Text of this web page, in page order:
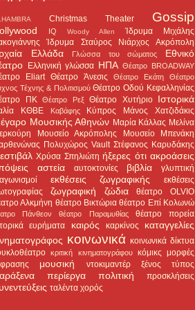
Christmas Theater Gossip
IQ Woody Allen
Ίδρυμα Μιχάλης
Ίδρυμα Σταύρος Νιάρχος Ακρόπολη
Ελλάδα Γλώσσα του σώματος
Εθνικό
Ελληνική γλώσσα ΗΠΑ Θέατρο BROADWAY
Eliart Θέατρο Άνεσις Θέατρο Εκάτη
Θέατρο
Τέχνης & Πολιτισμού Θέατρο Οδού Κεφαλληνίας
ΠΚ
Θέατρο Ρεξ Θέατρο Χυτήριο Ιστορικά
ΚΘΒΕ Καβάφης Κύπρος Μάνος Χατζιδάκις
Μουσικής Αθηνών Μαρία Κάλλας Μελίνα
Μουσείο Ακρόπολης
Μουσείο Μπενάκη
Πολυχώρος Vault Στέφανος Καρυδάκης
Χρύσα Σπηλιώτη ήξερες ότι ακροάσεις
αστεία αυτοκτονίες βιβλία
γλυπτική
εκθέσεις ζωγραφικής
εκθέσεις
ζωγραφική ζώδια
θέατρο OLVIO
Αλκμήνη θέατρο Βικτώρια θέατρο Επί Κολωνώ
Πάνθεον θέατρο Παραμυθίας
θέατρο πορεία
ευρήματα
καιρός καρκίνος
καταγγελίες
κοινωνικά κοινωνικά δίκτυα
κριτική κινηματογράφου κόμικς μορφές
μουσική ντοκιμαντέρ ξένος τύπος
περίεργα πολιτική προσκλήσεις
ταλέντα χορός